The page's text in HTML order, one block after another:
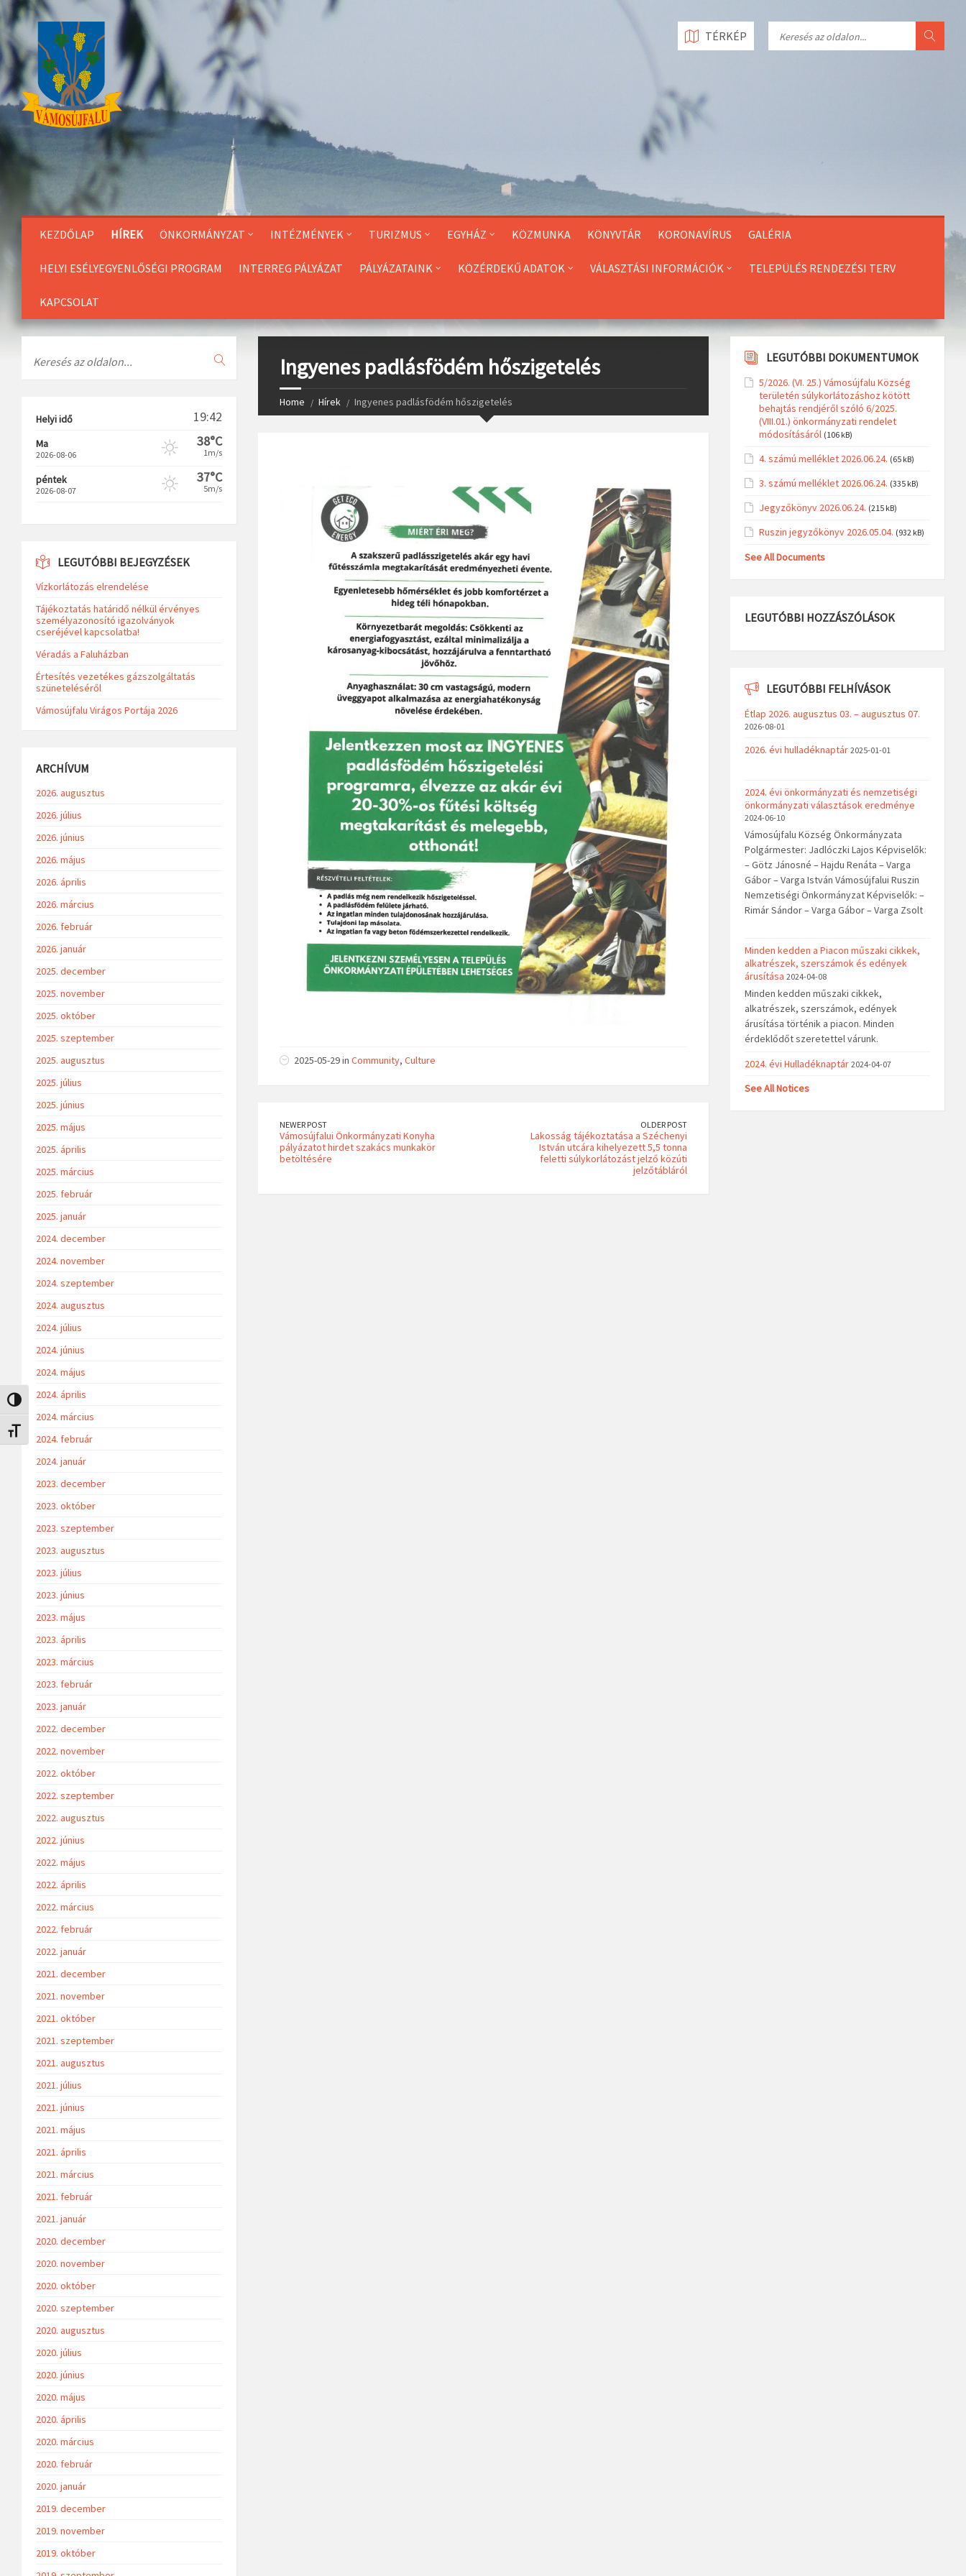
Skip
to
Content
Nagy kontraszt váltása
Betűméret váltása
KEZDŐLAP HÍREK ÖNKORMÁNYZAT INTÉZMÉNYEK TURIZMUS EGYHÁZ KÖZMUNKA KÖNYVTÁR KORONAVÍRUS GALÉRIA
HELYI ESÉLYEGYENLŐSÉGI PROGRAM INTERREG PÁLYÁZAT PÁLYÁZATAINK KÖZÉRDEKŰ ADATOK VÁLASZTÁSI INFORMÁCIÓK TELEPÜLÉS RENDEZÉSI TERV
KAPCSOLAT
TÉRKÉP
Ingyenes padlásfödém hőszigetelés
Home Hírek Ingyenes padlásfödém hőszigetelés
2025-05-29 in Community, Culture
NEWER POST
Vámosújfalui Önkormányzati Konyha
pályázatot hirdet szakács munkakör
betöltésére
OLDER POST
Lakosság tájékoztatása a Széchenyi
István utcára kihelyezett 5,5 tonna
feletti súlykorlátozást jelző közúti
jelzőtábláról
Helyi idő 19:42
Ma
2026-08-06
38°C
1m/s
péntek
2026-08-07
37°C
5m/s
LEGUTÓBBI BEJEGYZÉSEK
Vízkorlátozás elrendelése
Tájékoztatás határidő nélkül érvényes
személyazonosító igazolványok
cseréjével kapcsolatba!
Véradás a Faluházban
Értesítés vezetékes gázszolgáltatás
szüneteléséről
Vámosújfalu Virágos Portája 2026
ARCHÍVUM
2026. augusztus
2026. július
2026. június
2026. május
2026. április
2026. március
2026. február
2026. január
2025. december
2025. november
2025. október
2025. szeptember
2025. augusztus
2025. július
2025. június
2025. május
2025. április
2025. március
2025. február
2025. január
2024. december
2024. november
2024. szeptember
2024. augusztus
2024. július
2024. június
2024. május
2024. április
2024. március
2024. február
2024. január
2023. december
2023. október
2023. szeptember
2023. augusztus
2023. július
2023. június
2023. május
2023. április
2023. március
2023. február
2023. január
2022. december
2022. november
2022. október
2022. szeptember
2022. augusztus
2022. június
2022. május
2022. április
2022. március
2022. február
2022. január
2021. december
2021. november
2021. október
2021. szeptember
2021. augusztus
2021. július
2021. június
2021. május
2021. április
2021. március
2021. február
2021. január
2020. december
2020. november
2020. október
2020. szeptember
2020. augusztus
2020. július
2020. június
2020. május
2020. április
2020. március
2020. február
2020. január
2019. december
2019. november
2019. október
LEGUTÓBBI DOKUMENTUMOK
5/2026. (VI. 25.) Vámosújfalu Község
területén súlykorlátozáshoz kötött
behajtás rendjéről szóló 6/2025.
(VIII.01.) önkormányzati rendelet
módosításáról (106 kB)
4. számú melléklet 2026.06.24. (65 kB)
3. számú melléklet 2026.06.24. (335 kB)
Jegyzőkönyv 2026.06.24. (215 kB)
Ruszin jegyzőkönyv 2026.05.04. (932 kB)
See All Documents
LEGUTÓBBI HOZZÁSZÓLÁSOK
LEGUTÓBBI FELHÍVÁSOK
Étlap 2026. augusztus 03. – augusztus 07.
2026-08-01
2026. évi hulladéknaptár 2025-01-01
2024. évi önkormányzati és nemzetiségi
önkormányzati választások eredménye
2024-06-10
Vámosújfalu Község Önkormányzata
Polgármester: Jadlóczki Lajos Képviselők:
– Götz Jánosné – Hajdu Renáta – Varga
Gábor – Varga István Vámosújfalui Ruszin
Nemzetiségi Önkormányzat Képviselők: –
Rimár Sándor – Varga Gábor – Varga Zsolt
Minden kedden a Piacon műszaki cikkek,
alkatrészek, szerszámok és edények
árusítása 2024-04-08
Minden kedden műszaki cikkek,
alkatrészek, szerszámok, edények
árusítása történik a piacon. Minden
érdeklődőt szeretettel várunk.
2024. évi Hulladéknaptár 2024-04-07
See All Notices